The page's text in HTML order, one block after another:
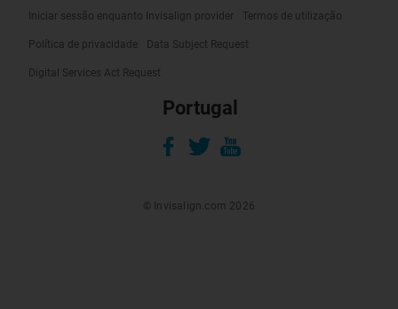
Iniciar sessão enquanto Invisalign provider Termos de utilização
Política de privacidade Data Subject Request
Digital Services Act Request
Portugal
© Invisalign.com 2026